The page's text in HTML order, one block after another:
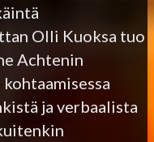
Olli Kuoksa tuo
Achtenin
ja verbaalista